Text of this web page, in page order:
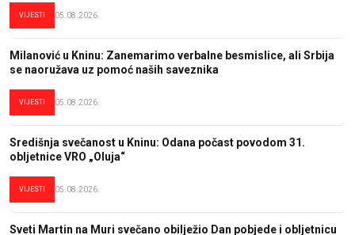
VIJESTI 05.08.2026.
Milanović u Kninu: Zanemarimo verbalne besmislice, ali Srbija
se naoružava uz pomoć naših saveznika
VIJESTI 05.08.2026.
Središnja svečanost u Kninu: Odana počast povodom 31.
obljetnice VRO „Oluja“
VIJESTI 05.08.2026.
Sveti Martin na Muri svečano obilježio Dan pobjede i obljetnicu